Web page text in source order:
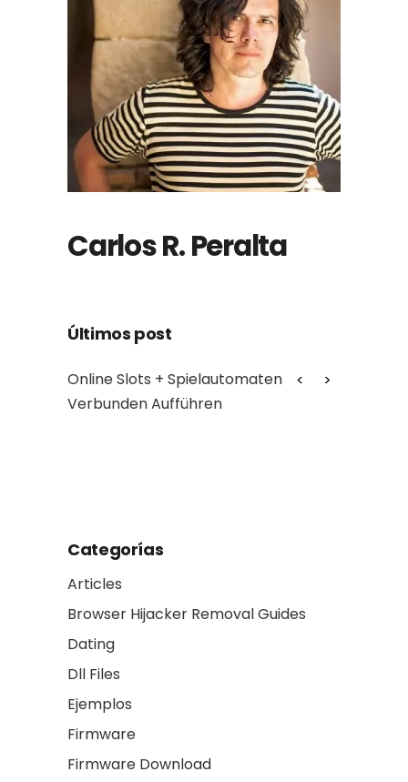
Carlos R. Peralta
Últimos post
Online Slots + Spielautomaten
Verbunden Aufführen
Myth:
Categorías
Articles
Browser Hijacker Removal Guides
Dating
Dll Files
Ejemplos
Firmware
Firmware Download